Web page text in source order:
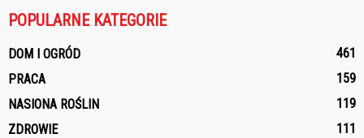
POPULARNE KATEGORIE
DOM I OGRÓD
461
PRACA
159
NASIONA ROŚLIN
119
ZDROWIE
111